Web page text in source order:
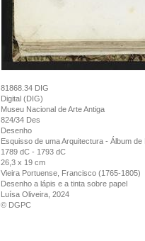
81868.34 DIG
Digital (DIG)
Museu Nacional de Arte Antiga
824/34 Des
Desenho
Esquisso de uma Arquitectura - Álbum de
1789 dC - 1793 dC
26,3 x 19 cm
Vieira Portuense, Francisco (1765-1805)
Desenho a lápis e a tinta sobre papel
Luísa Oliveira, 2024
© DGPC